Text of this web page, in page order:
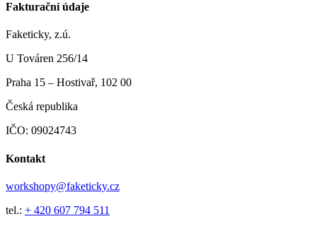
Fakturační údaje
Faketicky, z.ú.
U Továren 256/14
Praha 15 – Hostivař, 102 00
Česká republika
IČO: 09024743
Kontakt
workshopy@faketicky.cz
tel.: + 420 607 794 511